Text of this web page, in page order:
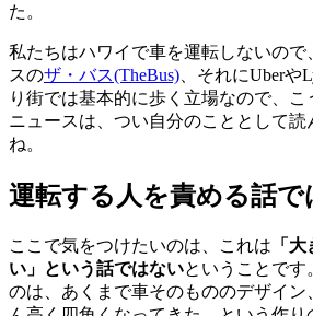
た。
私たちはハワイで車を運転しないの
スのザ・バス(TheBus) 、それにUberや
り街では基本的に歩く立場なので、
ニュースは、つい自分のこととして読
ね。
運転する人を責める話で
ここで気をつけたいのは、これは 「
い」という話ではないということです
のは、あくまで車そのもののデザイ